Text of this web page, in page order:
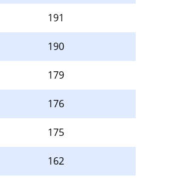
191
190
179
176
175
162